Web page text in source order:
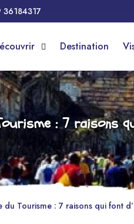
36184317
Destination
: 7 raisons
du Tourisme : 7 raisons qui font